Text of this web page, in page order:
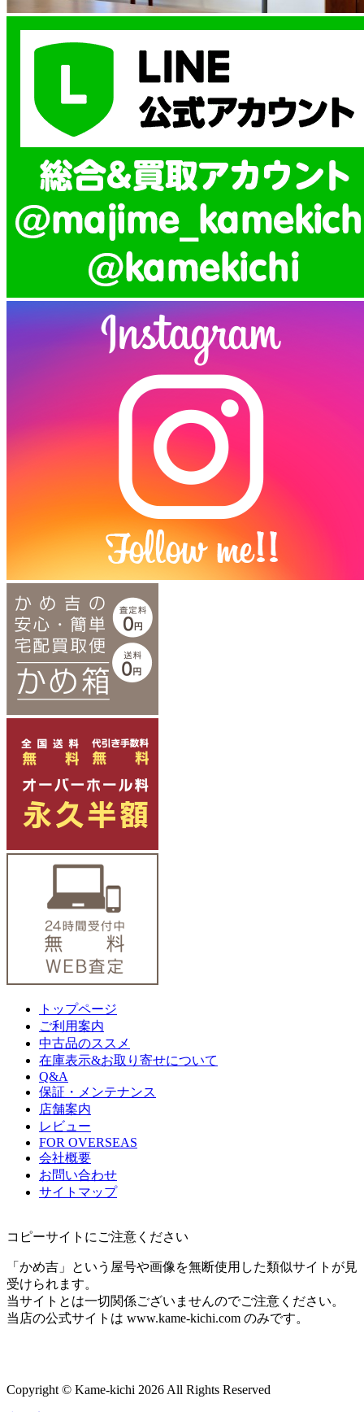
トップページ
ご利用案内
中古品のススメ
在庫表示&お取り寄せについて
Q&A
保証・メンテナンス
店舗案内
レビュー
FOR OVERSEAS
会社概要
お問い合わせ
サイトマップ
コピーサイトにご注意ください
「かめ吉」という屋号や画像を無断使用した類似サイトが見
受けられます。
当サイトとは一切関係ございませんのでご注意ください。
当店の公式サイトは www.kame-kichi.com のみです。
Copyright © Kame-kichi 2026 All Rights Reserved